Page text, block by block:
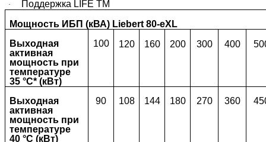
·
Поддержка LIFE TM
Мощность ИБП (кВА) Liebert 80-eXL
Выходная
активная
мощность при
температуре
35 °C* (кВт)
100 120 160 200 300 400
Выходная
активная
мощность при
температуре
40 °C (кВт)
90 108 144 180 270 360